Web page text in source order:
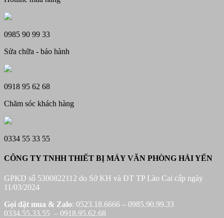
0985 90 99 33
Sửa chữa - bảo hành
0918 95 62 68
Chăm sóc khách hàng
0334 55 33 55
CÔNG TY TNHH THIẾT BỊ MÁY VĂN PHÒNG HẢI YẾN
GPKD số 5300822112 do Sở KH và ĐT TP Lào Cai cấp ngày
11/03/2024
Gọi đặt mua & Zalo: 0523.18.6666 – 0985.90.99.33
0334.55.33.55 – 0918.95.62.68